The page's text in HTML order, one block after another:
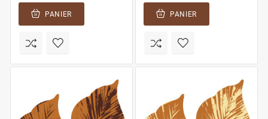
PANIER PANIER